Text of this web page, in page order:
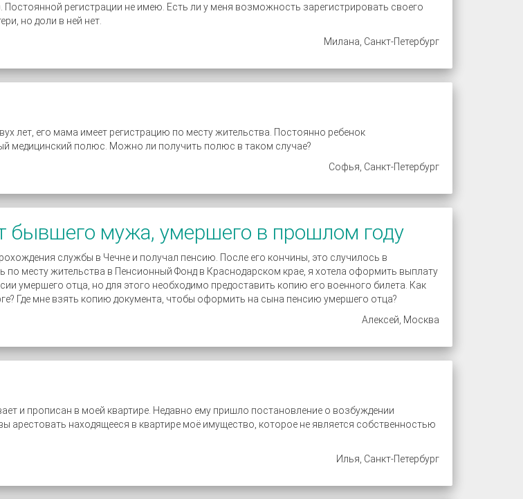
регистрации не имею. Есть ли у меня возможность зарегистрировать своего
но доли в ней нет.
Милана, Санкт-Петербург
лет, его мама имеет регистрацию по месту жительства. Постоянно ребенок
медицинский полюс. Можно ли получить полюс в таком случае?
Софья, Санкт-Петербург
бывшего мужа, умершего в прошлом году
службы в Чечне и получал пенсию. После его кончины, это случилось в
месту жительства в Пенсионный Фонд в Краснодарском крае, я хотела оформить выплату
умершего отца, но для этого необходимо предоставить копию его военного билета. Как
Где мне взять копию документа, чтобы оформить на сына пенсию умершего отца?
Алексей, Москва
и прописан в моей квартире. Недавно ему пришло постановление о возбуждении
арестовать находящееся в квартире моё имущество, которое не является собственностью
Илья, Санкт-Петербург